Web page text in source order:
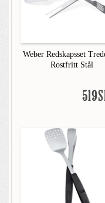
Weber Redskapsset
Rostfritt Stål